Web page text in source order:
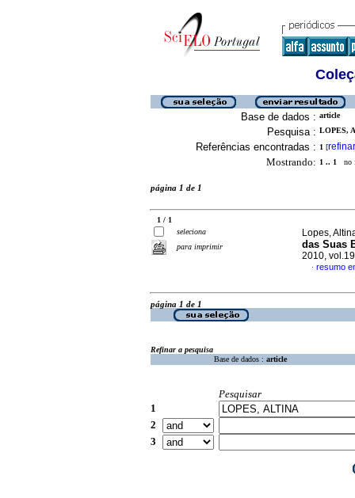
Base de dados : article
Pesquisa : LOPES,
Referências encontradas : 1 [refinar
Mostrando: 1 .. 1 no
página 1 de 1
1 / 1
seleciona
para imprimir
Lopes,
das Suas
2010,
· resumo
página 1 de 1
Refinar a pesquisa
Base de dados : article
Pesquisar
1
2
3